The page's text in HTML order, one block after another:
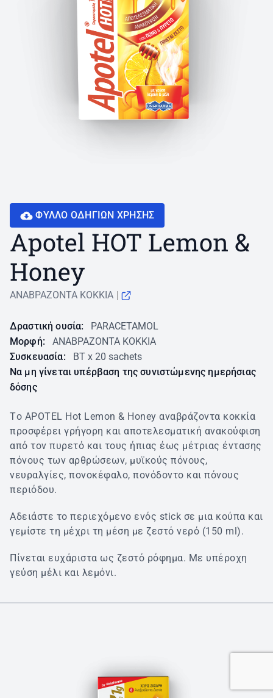
Apotel HOT Lemon &
Honey
ΑΝΑΒΡΑΖΟΝΤΑ ΚΟΚΚΙΑ
Tο APOTEL Ηot Lemon & Honey αναβράζοντα κοκκία
προσφέρει γρήγορη και αποτελεσματική ανακούφιση
από τον πυρετό και τους ήπιας έως μέτριας έντασης
πόνους των αρθρώσεων, μυϊκούς πόνους,
νευραλγίες, πονοκέφαλο, πονόδοντο και πόνους
περιόδου.
Αδειάστε το περιεχόμενο ενός stick σε μια κούπα και
γεμίστε τη μέχρι τη μέση με ζεστό νερό (150 ml).
Πίνεται ευχάριστα ως ζεστό ρόφημα. Με υπέροχη
γεύση μέλι και λεμόνι.
Δραστική ουσία:
PARACETAMOL
Μορφή:
ΑΝΑΒΡΑΖΟΝΤΑ ΚΟΚΚΙΑ
Συσκευασία:
BT x 20 sachets
Να μη γίνεται υπέρβαση της συνιστώμενης ημερήσιας
δόσης
ΦΥΛΛΟ ΟΔΗΓΙΩN ΧΡΗΣΗΣ